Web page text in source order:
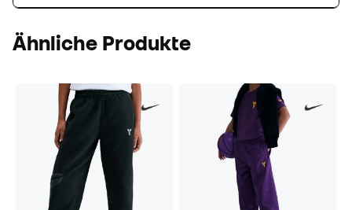
Ähnliche Produkte